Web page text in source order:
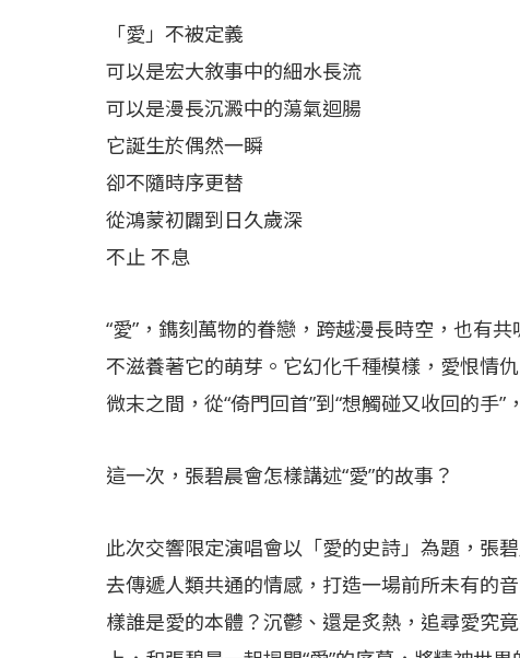
「愛」不被定義
可以是宏大敘事中的細水長流
可以是漫長沉澱中的蕩氣迴腸
它誕生於偶然一瞬
卻不隨時序更替
從鴻蒙初闢到日久歲深
不止 不息
“愛”，鐫刻萬物的眷戀，跨越漫長時空，也有
不滋養著它的萌芽。它幻化千種模樣，愛恨情
微末之間，從“倚門回首”到“想觸碰又收回的手”
這一次，張碧晨會怎樣講述“愛”的故事？
此次交響限定演唱會以「愛的史詩」為題，張
去傳遞人類共通的情感，打造一場前所未有的
樣誰是愛的本體？沉鬱、還是炙熱，追尋愛究